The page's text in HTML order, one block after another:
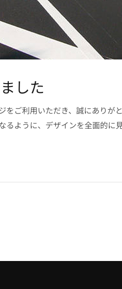
した
ご利用いただき、誠にありが
ように、デザインを全面的に